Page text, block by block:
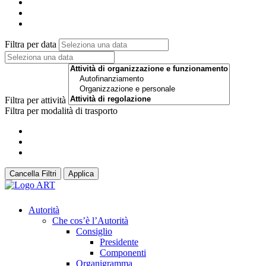
Filtra per data
Filtra per attività
Filtra per modalità di trasporto
Cancella Filtri Applica
Autorità
Che cos’è l’Autorità
Consiglio
Presidente
Componenti
Organigramma